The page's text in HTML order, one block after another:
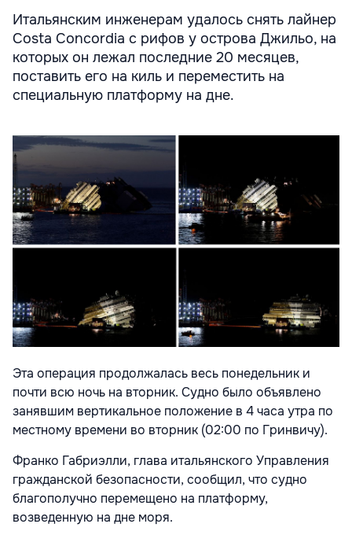
Итальянским инженерам удалось снять лайнер
Costa Concordia с рифов у острова Джильо, на
которых он лежал последние 20 месяцев,
поставить его на киль и переместить на
специальную платформу на дне.
Эта операция продолжалась весь понедельник и
почти всю ночь на вторник. Судно было объявлено
занявшим вертикальное положение в 4 часа утра по
местному времени во вторник (02:00 по Гринвичу).
Франко Габриэлли, глава итальянского Управления
гражданской безопасности, сообщил, что судно
благополучно перемещено на платформу,
возведенную на дне моря.